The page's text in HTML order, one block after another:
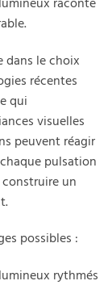
dans le choix
récentes
qui
visuelles
peuvent réagir
pulsation
un
possibles :
rythmés